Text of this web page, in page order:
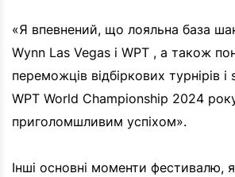
«Я впевнений, що лояльна база
Wynn Las Vegas і WPT , а також
переможців відбіркових турнірів
WPT World Championship 2024
приголомшливим успіхом».
Інші основні моменти фестивалю,